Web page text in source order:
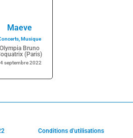
Maeve
,Musique
Olympia Bruno
(Paris)
septembre 2022
Conditions d'utilisations